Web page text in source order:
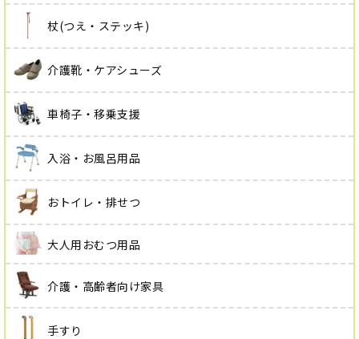
杖(つえ・ステッキ)
介護靴・ケアシューズ
車椅子・移乗支援
入浴・お風呂用品
おトイレ・排せつ
大人用おむつ用品
介護・高齢者向け家具
手すり